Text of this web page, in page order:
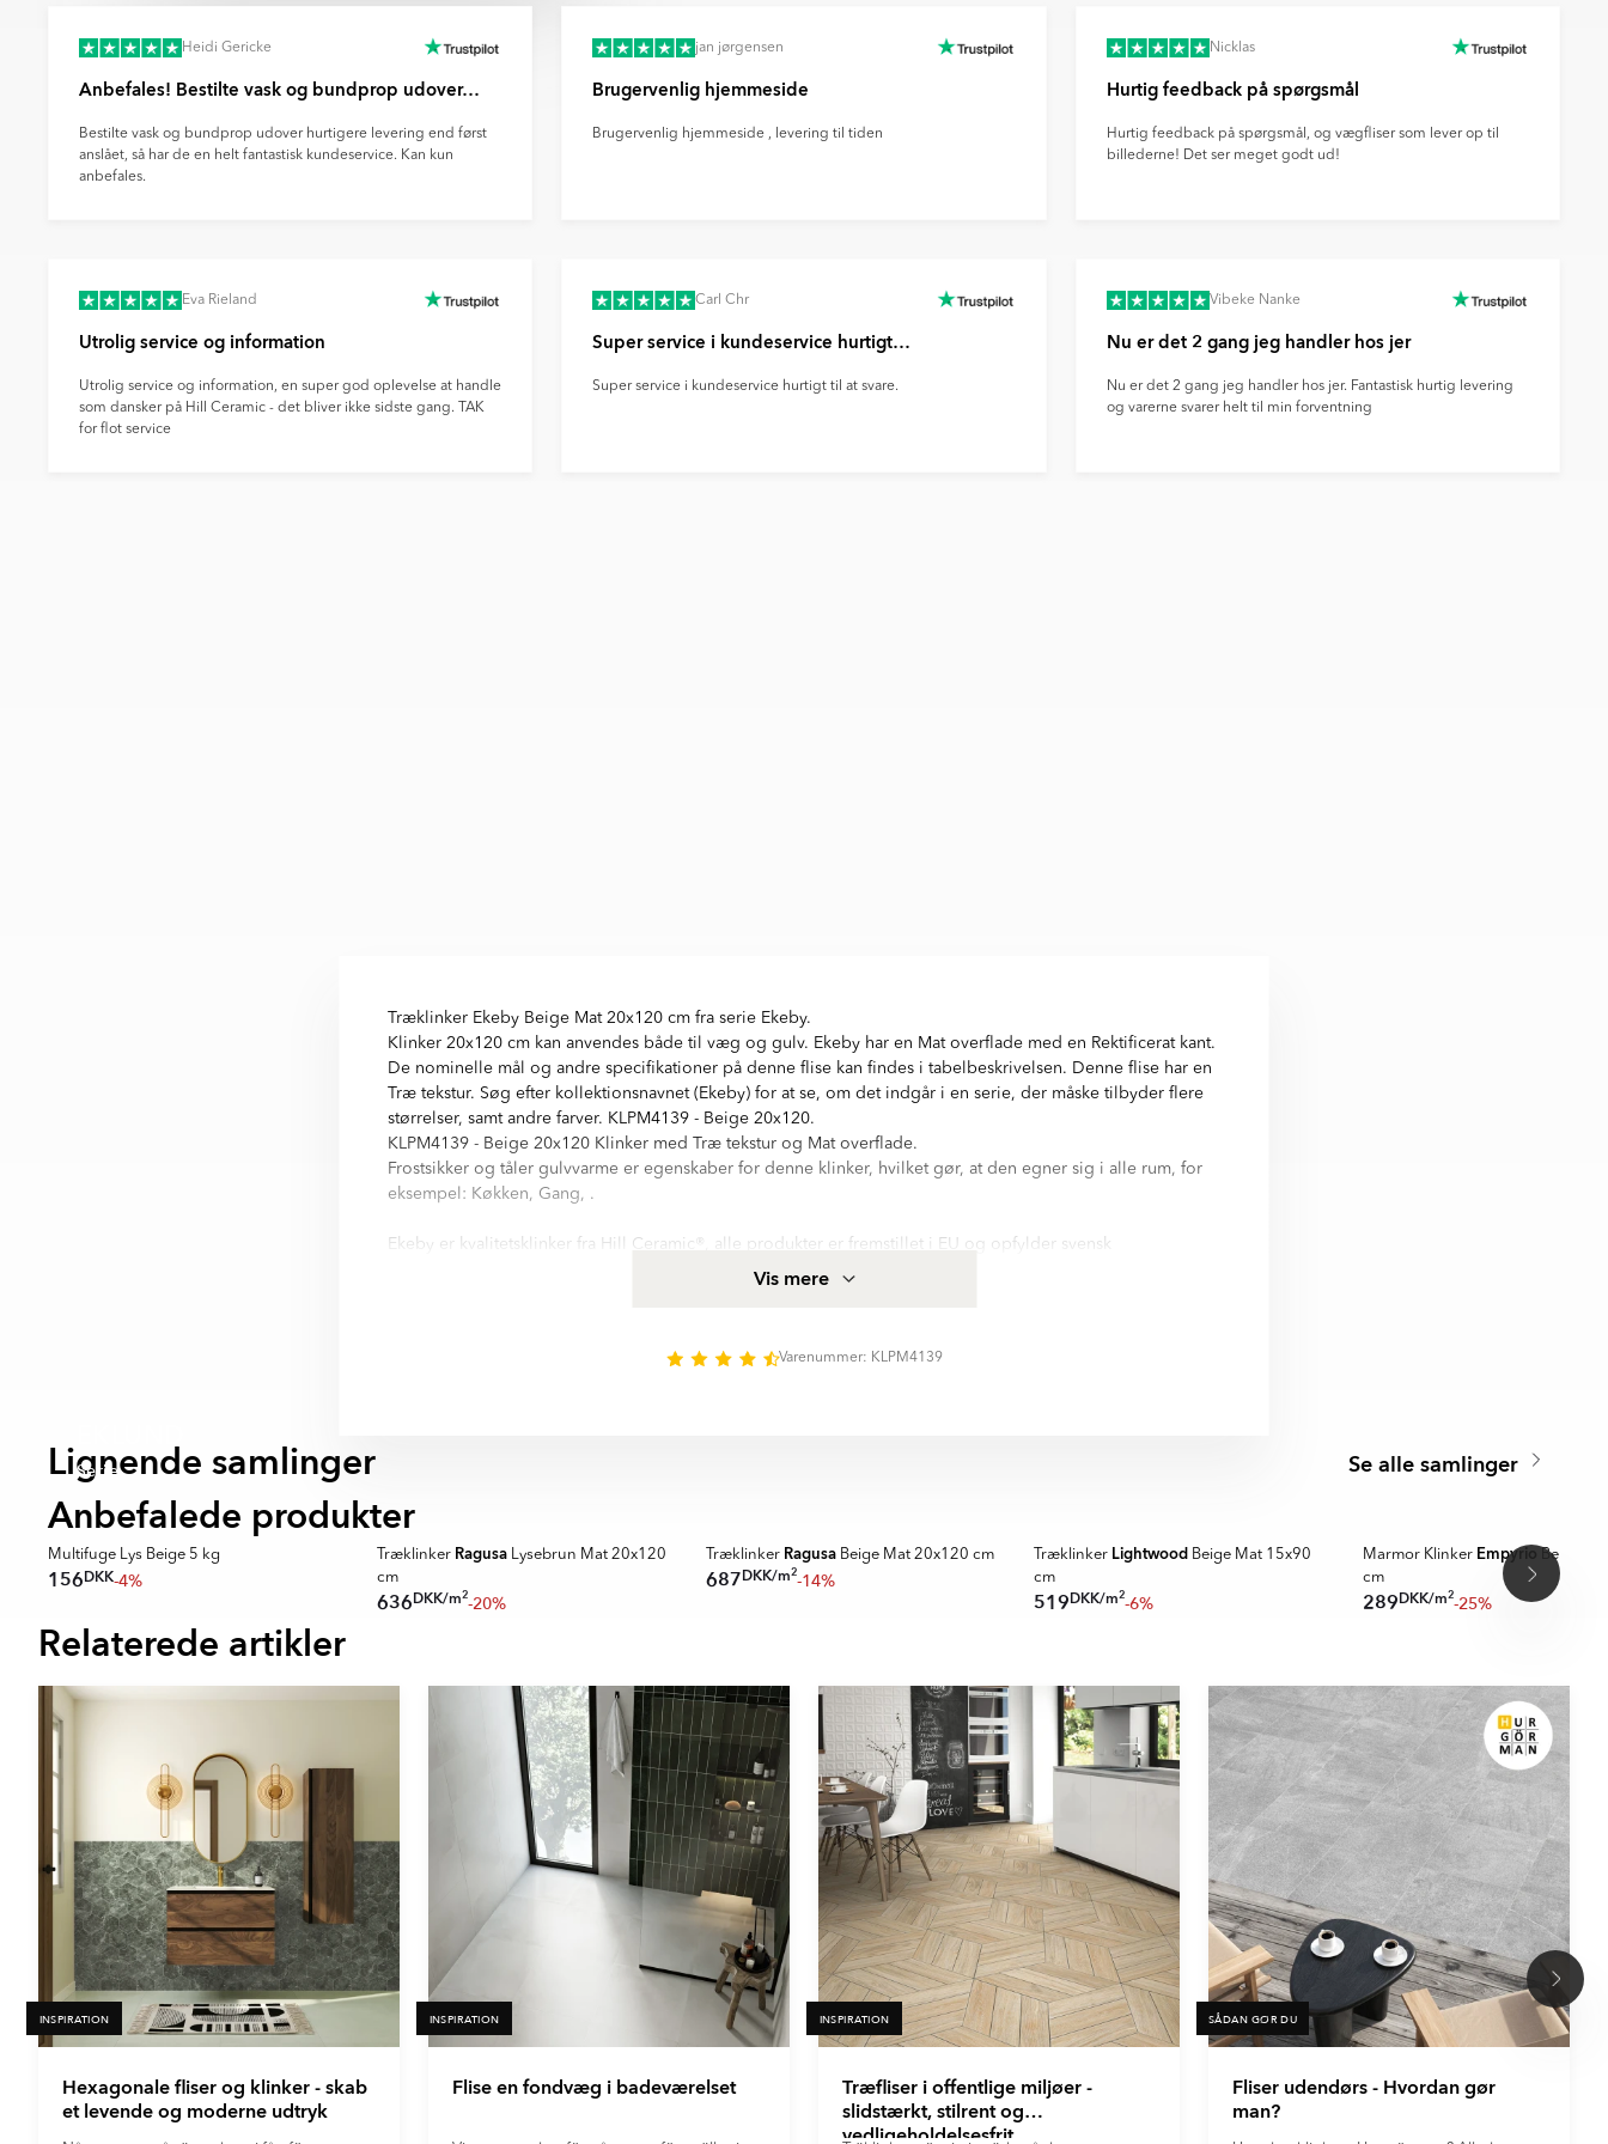
Heidi Gericke
Anbefales! Bestilte vask og bundprop udover…
Bestilte vask og bundprop udover hurtigere levering end først
anslået, så har de en helt fantastisk kundeservice. Kan kun
anbefales.
jan jørgensen
Brugervenlig hjemmeside
Brugervenlig hjemmeside , levering til tiden
Nicklas
Hurtig feedback på spørgsmål
Hurtig feedback på spørgsmål, og vægfliser som lever op til
billederne! Det ser meget godt ud!
Eva Rieland
Utrolig service og information
Utrolig service og information, en super god oplevelse at handle
som dansker på Hill Ceramic - det bliver ikke sidste gang. TAK
for flot service
Carl Chr
Super service i kundeservice hurtigt…
Super service i kundeservice hurtigt til at svare.
Vibeke Nanke
Nu er det 2 gang jeg handler hos jer
Nu er det 2 gang jeg handler hos jer. Fantastisk hurtig levering
og varerne svarer helt til min forventning
Træklinker Ekeby Beige Mat 20x120 cm fra serie Ekeby.
Klinker 20x120 cm kan anvendes både til væg og gulv. Ekeby har en Mat overflade med en Rektificerat kant.
De nominelle mål og andre specifikationer på denne flise kan findes i tabelbeskrivelsen. Denne flise har en
Træ tekstur. Søg efter kollektionsnavnet (Ekeby) for at se, om det indgår i en serie, der måske tilbyder flere
størrelser, samt andre farver. KLPM4139 - Beige 20x120.
KLPM4139 - Beige 20x120 Klinker med Træ tekstur og Mat overflade.
Frostsikker og tåler gulvvarme er egenskaber for denne klinker, hvilket gør, at den egner sig i alle rum, for
eksempel: Køkken, Gang, .
Ekeby er kvalitetsklinker fra Hill Ceramic®, alle produkter er fremstillet i EU og opfylder svensk
byggestandard for kakel og klinker. Mere produktspecifikation for Træklinker Ekeby Beige Mat 20x120 cm
Vis mere
Varenummer: KLPM4139
Lignende samlinger Se alle samlinger
Serie
Anbefalede produkter
Multifuge Lys Beige 5 kg
156DKK-4%
Træklinker RagusaLysebrun Mat 20x120
cm
636DKK/m2-20%
Træklinker RagusaBeige Mat 20x120 cm
687DKK/m2-14%
Træklinker Lightwood Beige Mat 15x90
cm
519DKK/m2-6%
Marmor Klinker Empyrio Beige
cm
289DKK/m2-25%
Item
1
Relaterede artikler
INSPIRATION
Hexagonale fliser og klinker - skab
et levende og moderne udtryk
INSPIRATION
Flise en fondvæg i badeværelset
INSPIRATION
Træfliser i offentlige miljøer -
slidstærkt, stilrent og
vedligeholdelsesfrit
SÅDAN GØR DU
Fliser udendørs - Hvordan gør
man?